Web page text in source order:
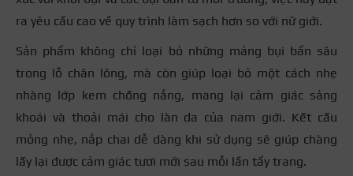
ra yêu cầu cao về quy trình làm sạch hơn so với nữ giới.
Sản phẩm không chỉ loại bỏ những mảng bụi bẩn sâu
trong lỗ chân lông, mà còn giúp loại bỏ một cách nhẹ
nhàng lớp kem chống nắng, mang lại cảm giác sảng
khoái và thoải mái cho làn da của nam giới. Kết cấu
mỏng nhẹ, nắp chai dễ dàng khi sử dụng sẽ giúp chàng
lấy lại được cảm giác tươi mới sau mỗi lần tẩy trang.